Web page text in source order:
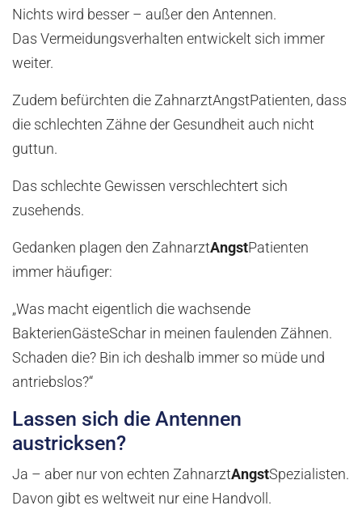
Nichts wird besser – außer den Antennen.
Das Vermeidungsverhalten entwickelt sich immer
weiter.
Zudem befürchten die ZahnarztAngstPatienten, dass
die schlechten Zähne der Gesundheit auch nicht
guttun.
Das schlechte Gewissen verschlechtert sich
zusehends.
Gedanken plagen den ZahnarztAngstPatienten
immer häufiger:
„Was macht eigentlich die wachsende
BakterienGästeSchar in meinen faulenden Zähnen.
Schaden die? Bin ich deshalb immer so müde und
antriebslos?“
Lassen sich die Antennen
austricksen?
Ja – aber nur von echten ZahnarztAngstSpezialisten.
Davon gibt es weltweit nur eine Handvoll.